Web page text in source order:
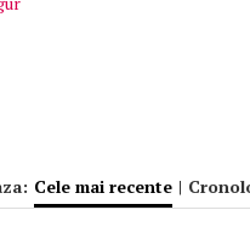
Cele mai recente |